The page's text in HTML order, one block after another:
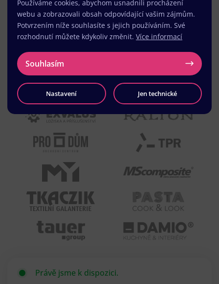
Právě jsme k dispozici.
Používáme cookies, abychom usnadnili procházení
webu a zobrazovali obsah odpovídající vašim zájmům.
Potvrzením níže souhlasíte s jejich používáním. Své
rozhodnutí můžete kdykoliv změnit. Více informací
Souhlasím
Nastavení Jen technické